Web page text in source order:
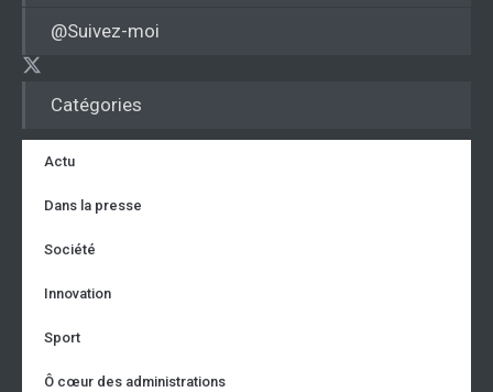
Catégories
Actu
Dans la presse
Société
Innovation
Sport
Ô cœur des administrations
@Suivez-moi